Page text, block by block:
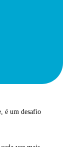
é um desafio